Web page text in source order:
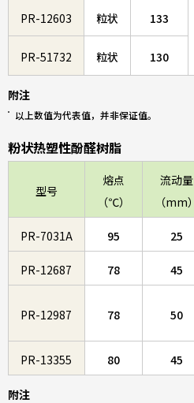
PR-12603 粒状
133
PR-51732 粒状 130
附注
以上数值为代表值，并非保证值。
粉状热塑性酚醛树脂
型号
熔点
（℃）
流动量
（mm）
PR-7031A 95 25
PR-12687 78 45
PR-12987 78 50
PR-13355 80 45
附注